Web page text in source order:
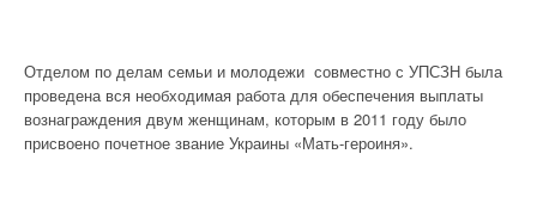
Отделом по делам семьи и молодежи совместно с УПСЗН была
проведена вся необходимая работа для обеспечения выплаты
вознаграждения двум женщинам, которым в 2011 году было
присвоено почетное звание Украины «Мать-героиня».